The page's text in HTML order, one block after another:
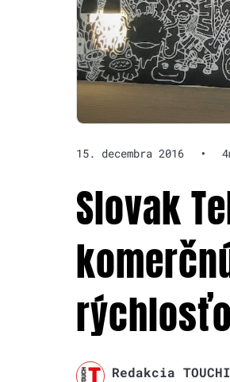
15. decembra 2016 •
Slovak
Redakcia